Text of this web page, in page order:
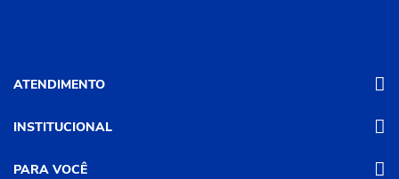
ATENDIMENTO
Segunda a Sexta das 8h às 17h30
Sábado das 8h às 12h
INSTITUCIONAL
Nossas Lojas
PARA VOCÊ